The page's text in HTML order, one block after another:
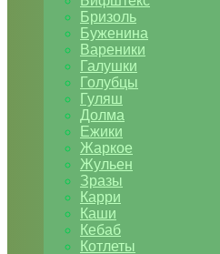
Бризоль
Буженина
Вареники
Галушки
Голубцы
Гуляш
Долма
Ежики
Жаркое
Жульен
Зразы
Карри
Каши
Кебаб
Котлеты